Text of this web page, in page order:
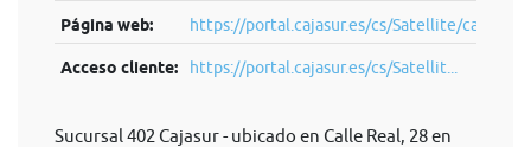
Página web: https://portal.cajasur.es/cs/Satellite/cajasur/
Acceso cliente: https://portal.cajasur.es/cs/Satellit...
Sucursal 402 Cajasur - ubicado en Calle Real, 28 en